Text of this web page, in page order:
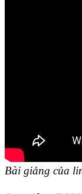
Bài giảng của